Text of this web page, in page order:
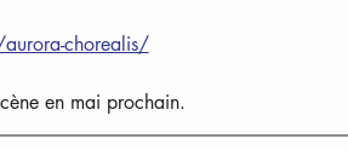
chorealis/
en mai prochain.